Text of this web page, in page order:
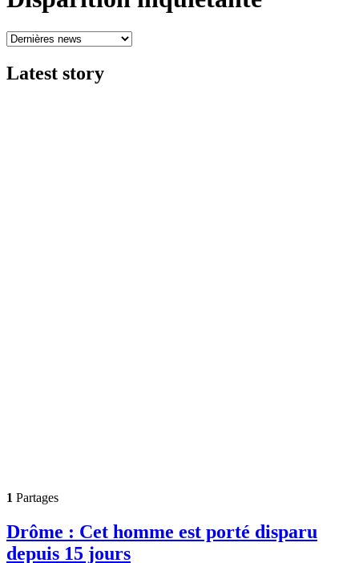
Latest story
1 Partages
Drôme : Cet homme est porté disparu
depuis 15 jours